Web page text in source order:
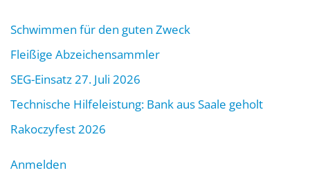
Schwimmen für den guten Zweck
Fleißige Abzeichensammler
SEG-Einsatz 27. Juli 2026
Technische Hilfeleistung: Bank aus Saale geholt
Rakoczyfest 2026
Anmelden